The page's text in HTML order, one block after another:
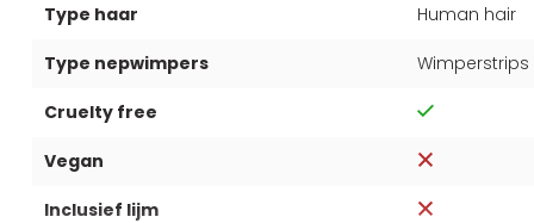
Type haar Human hair
Type nepwimpers Wimperstrips
Cruelty free
Vegan
Inclusief lijm